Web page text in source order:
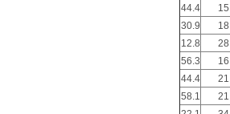
15
44.4
18
30.9
28
12.8
16
56.3
21
44.4
21
58.1